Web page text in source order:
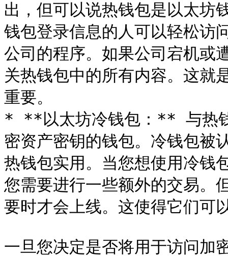
出，但可以说热钱包是以太坊
钱包登录信息的人可以轻松访
公司的程序。如果公司宕机或
关热钱包中的所有内容。这就
重要。
* **以太坊冷钱包：** 与热
密资产密钥的钱包。冷钱包被
热钱包实用。当您想使用冷钱
您需要进行一些额外的交易。
要时才会上线。这使得它们可
一旦您决定是否将用于访问加